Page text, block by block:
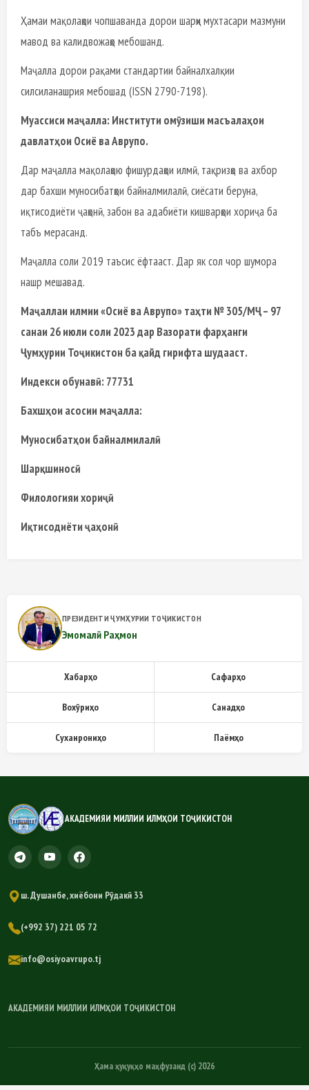
Ҳамаи мақолаҳои чопшаванда дорои шарҳи мухтасари мазмуни
мавод ва калидвожаҳо мебошанд.
Маҷалла дорои рақами стандартии байналхалқии
силсиланашрия мебошад (ISSN 2790-7198).
Муассиси маҷалла: Институти омӯзиши масъалаҳои
давлатҳои Осиё ва Аврупо.
Дар маҷалла мақолаҳою фишурдаҳои илмӣ, тақризҳо ва ахбор
дар бахши муносибатҳои байналмилалӣ, сиёсати беруна,
иқтисодиёти ҷаҳонӣ, забон ва адабиёти кишварҳои хориҷа ба
табъ мерасанд.
Маҷалла соли 2019 таъсис ёфтааст. Дар як сол чор шумора
нашр мешавад.
Маҷаллаи илмии «Осиё ва Аврупо» таҳти № 305/МҶ – 97
санаи 26 июли соли 2023 дар Вазорати фарҳанги
Ҷумҳурии Тоҷикистон ба қайд гирифта шудааст.
Индекси обунавӣ: 77731
Бахшҳои асосии маҷалла:
Муносибатҳои байналмилалӣ
Шарқшиносӣ
Филологияи хориҷӣ
Иқтисодиёти ҷаҳонӣ
ПРЕЗИДЕНТИ ҶУМҲУРИИ ТОҶИКИСТОН
Эмомалӣ Раҳмон
Хабарҳо Сафарҳо
Вохӯриҳо Санадҳо
Суханрониҳо Паёмҳо
АКАДЕМИЯИ МИЛЛИИ ИЛМҲОИ ТОҶИКИСТОН
ш. Душанбе, хиёбони Рӯдакӣ 33
(+992 37) 221 05 72
info@osiyoavrupo.tj
АКАДЕМИЯИ МИЛЛИИ ИЛМҲОИ ТОҶИКИСТОН
Ҳама ҳуқуқҳо маҳфузанд (c) 2026